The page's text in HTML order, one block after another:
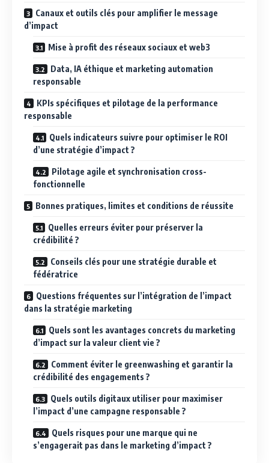
Canaux et outils clés pour amplifier le message
d’impact
Mise à profit des réseaux sociaux et web3
Data, IA éthique et marketing automation
responsable
KPIs spécifiques et pilotage de la performance
responsable
Quels indicateurs suivre pour optimiser le ROI
d’une stratégie d’impact ?
Pilotage agile et synchronisation cross-
fonctionnelle
Bonnes pratiques, limites et conditions de réussite
Quelles erreurs éviter pour préserver la
crédibilité ?
Conseils clés pour une stratégie durable et
fédératrice
Questions fréquentes sur l’intégration de l’impact
dans la stratégie marketing
Quels sont les avantages concrets du marketing
d’impact sur la valeur client vie ?
Comment éviter le greenwashing et garantir la
crédibilité des engagements ?
Quels outils digitaux utiliser pour maximiser
l’impact d’une campagne responsable ?
Quels risques pour une marque qui ne
s’engagerait pas dans le marketing d’impact ?